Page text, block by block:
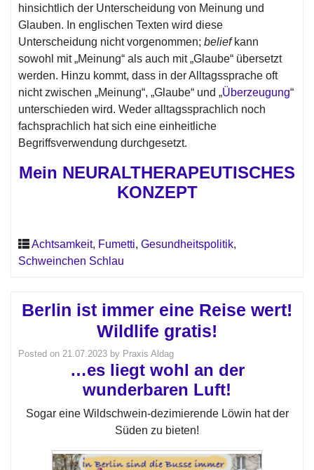
hinsichtlich der Unterscheidung von Meinung und
Glauben. In englischen Texten wird diese
Unterscheidung nicht vorgenommen; beliefkann
sowohl mit „Meinung“ als auch mit „Glaube“ übersetzt
werden. Hinzu kommt, dass in der Alltagssprache oft
nicht zwischen „Meinung“, „Glaube“ und „Überzeugung“
unterschieden wird. Weder alltagssprachlich noch
fachsprachlich hat sich eine einheitliche
Begriffsverwendung durchgesetzt.
Mein NEURALTHERAPEUTISCHES
KONZEPT
Achtsamkeit, Fumetti, Gesundheitspolitik,
Schweinchen Schlau
Berlin ist immer eine Reise wert!
Wildlife gratis!
Posted on 21.07.2023 by Praxis Aldag
…es liegt wohl an der
wunderbaren Luft!
Sogar eine Wildschwein-dezimierende Löwin hat der
Süden zu bieten!